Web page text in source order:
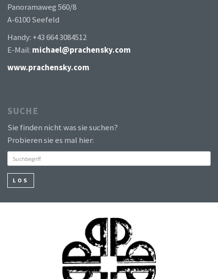
Panoramaweg 560/8
A-6100 Seefeld
Handy: +43 664 3084512
E-Mail: michael@prachensky.com
www.prachensky.com
SUCHE
Sie finden nicht was sie suchen?
Probieren sie es mal hier:
LOS